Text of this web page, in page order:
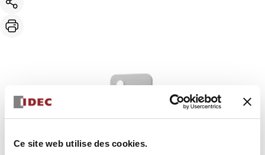
Ce site web utilise des cookies.